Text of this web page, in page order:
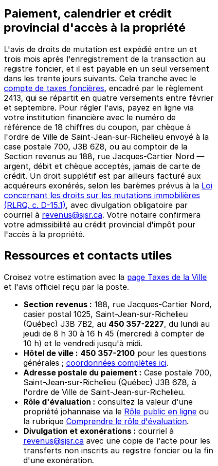
Paiement, calendrier et crédit
provincial d'accès à la propriété
L'avis de droits de mutation est expédié entre un et
trois mois après l'enregistrement de la transaction au
registre foncier, et il est payable en un seul versement
dans les trente jours suivants. Cela tranche avec le
compte de taxes foncières, encadré par le règlement
2413, qui se répartit en quatre versements entre février
et septembre. Pour régler l'avis, payez en ligne via
votre institution financière avec le numéro de
référence de 18 chiffres du coupon, par chèque à
l'ordre de Ville de Saint-Jean-sur-Richelieu envoyé à la
case postale 700, J3B 6Z8, ou au comptoir de la
Section revenus au 188, rue Jacques-Cartier Nord —
argent, débit et chèque acceptés, jamais de carte de
crédit. Un droit supplétif est par ailleurs facturé aux
acquéreurs exonérés, selon les barèmes prévus à la Loi
concernant les droits sur les mutations immobilières
(RLRQ, c. D-15.1), avec divulgation obligatoire par
courriel à revenus@sjsr.ca. Votre notaire confirmera
votre admissibilité au crédit provincial d'impôt pour
l'accès à la propriété.
Ressources et contacts utiles
Croisez votre estimation avec la page Taxes de la Ville
et l'avis officiel reçu par la poste.
Section revenus : 188, rue Jacques-Cartier Nord,
casier postal 1025, Saint-Jean-sur-Richelieu
(Québec) J3B 7B2, au 450 357-2227, du lundi au
jeudi de 8 h 30 à 16 h 45 (mercredi à compter de
10 h) et le vendredi jusqu'à midi.
Hôtel de ville : 450 357-2100 pour les questions
générales ; coordonnées complètes ici.
Adresse postale du paiement : Case postale 700,
Saint-Jean-sur-Richelieu (Québec) J3B 6Z8, à
l'ordre de Ville de Saint-Jean-sur-Richelieu.
Rôle d'évaluation : consultez la valeur d'une
propriété johannaise via le Rôle public en ligne ou
la rubrique Comprendre le rôle d'évaluation.
Divulgation et exonérations : courriel à
revenus@sjsr.ca avec une copie de l'acte pour les
transferts non inscrits au registre foncier ou la fin
d'une exonération.